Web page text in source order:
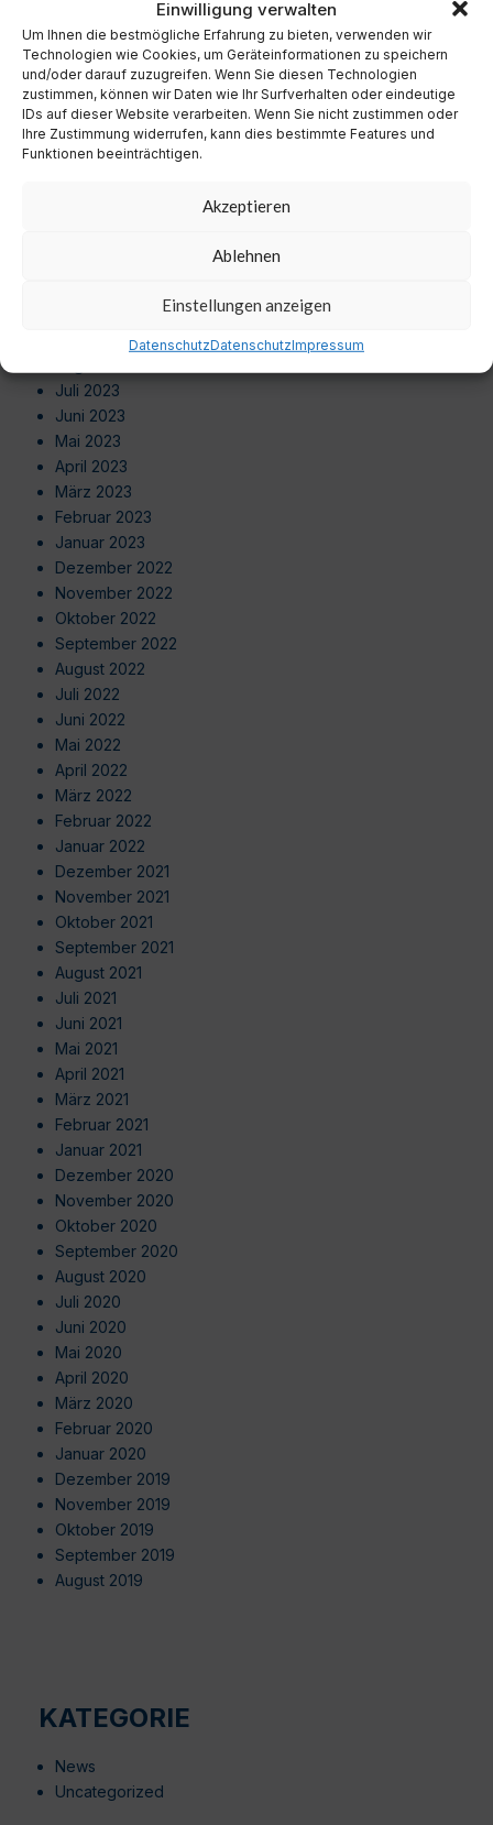
Einwilligung verwalten
Um Ihnen die bestmögliche Erfahrung zu bieten, verwenden wir
Technologien wie Cookies, um Geräteinformationen zu speichern
und/oder darauf zuzugreifen. Wenn Sie diesen Technologien
zustimmen, können wir Daten wie Ihr Surfverhalten oder eindeutige
IDs auf dieser Website verarbeiten. Wenn Sie nicht zustimmen oder
Ihre Zustimmung widerrufen, kann dies bestimmte Features und
Funktionen beeinträchtigen.
Akzeptieren
Ablehnen
Einstellungen anzeigen
DatenschutzDatenschutzImpressum
September 2024
August 2024
Juli 2024
Juni 2024
Mai 2024
April 2024
September 2023
Juli 2023
Juni 2023
Mai 2023
April 2023
März 2023
Februar 2023
Januar 2023
Dezember 2022
November 2022
Oktober 2022
September 2022
August 2022
Juli 2022
Juni 2022
Mai 2022
April 2022
März 2022
Februar 2022
Januar 2022
Dezember 2021
November 2021
Oktober 2021
September 2021
August 2021
Juli 2021
Juni 2021
Mai 2021
April 2021
März 2021
Februar 2021
Januar 2021
Dezember 2020
November 2020
Oktober 2020
September 2020
August 2020
Juli 2020
Juni 2020
Mai 2020
April 2020
März 2020
Februar 2020
Januar 2020
Dezember 2019
November 2019
Oktober 2019
September 2019
August 2019
KATEGORIE
News
Uncategorized